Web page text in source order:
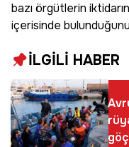
bazı örgütlerin
içerisinde
İLGİLİ HABER